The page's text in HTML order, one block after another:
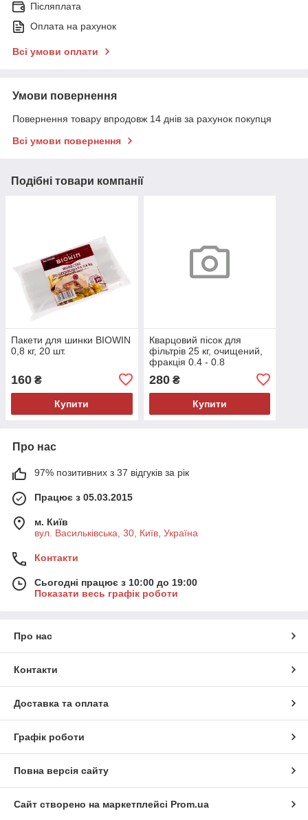
Післяплата
Оплата на рахунок
Всі умови оплати
Умови повернення
Повернення товару впродовж 14 днів за рахунок покупця
Всі умови повернення
Подібні товари компанії
Пакети для шинки BIOWIN
0,8 кг, 20 шт.
160 ₴
Купити
Кварцовий пісок для
фільтрів 25 кг, очищений,
фракція 0.4 - 0.8
280₴
Купити
Про нас
97% позитивних з 37 відгуків за рік
Працює з 05.03.2015
м. Київ
вул. Васильківська, 30, Київ, Україна
Контакти
Сьогодні працює з 10:00 до 19:00
Показати весь графік роботи
Про нас
Контакти
Доставка та оплата
Графік роботи
Повна версія сайту
Сайт створено на маркетплейсі Prom.ua